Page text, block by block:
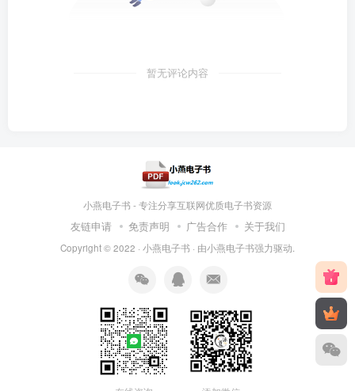
暂无评论内容
小燕电子书 - 专注分享互联网优质电子书资源
友链申请 免责声明 广告合作 关于我们
Copyright © 2022 · 小燕电子书 · 由小燕电子书强力驱动.